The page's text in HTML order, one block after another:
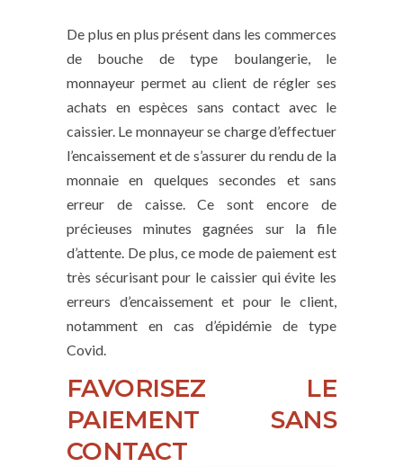
De plus en plus présent dans les commerces
de bouche de type boulangerie, le
monnayeur permet au client de régler ses
achats en espèces sans contact avec le
caissier. Le monnayeur se charge d’effectuer
l’encaissement et de s’assurer du rendu de la
monnaie en quelques secondes et sans
erreur de caisse. Ce sont encore de
précieuses minutes gagnées sur la file
d’attente. De plus, ce mode de paiement est
très sécurisant pour le caissier qui évite les
erreurs d’encaissement et pour le client,
notamment en cas d’épidémie de type
Covid.
FAVORISEZ LE
PAIEMENT SANS
CONTACT